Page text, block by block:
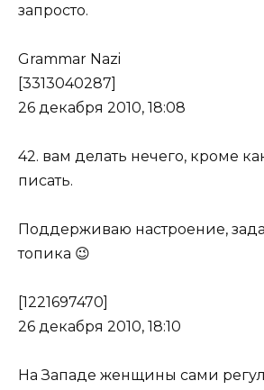
запросто.
Grammar Nazi
[3313040287]
26 декабря 2010, 18:08
42. вам делать нечего, кроме
писать.
Поддерживаю настроение,
топика 😉
[1221697470]
26 декабря 2010, 18:10
На Западе женщины сами